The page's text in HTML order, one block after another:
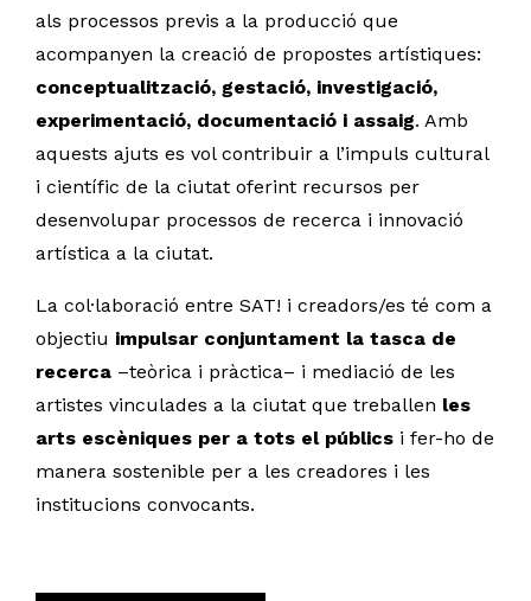
als processos previs a la producció que
acompanyen la creació de propostes artístiques:
conceptualització, gestació, investigació,
experimentació, documentació i assaig. Amb
aquests ajuts es vol contribuir a l’impuls cultural
i científic de la ciutat oferint recursos per
desenvolupar processos de recerca i innovació
artística a la ciutat.
La col·laboració entre SAT! i creadors/es té com a
objectiu impulsar conjuntament la tasca de
recerca –teòrica i pràctica– i mediació de les
artistes vinculades a la ciutat que treballen les
arts escèniques per a tots el públics i fer-ho de
manera sostenible per a les creadores i les
institucions convocants.